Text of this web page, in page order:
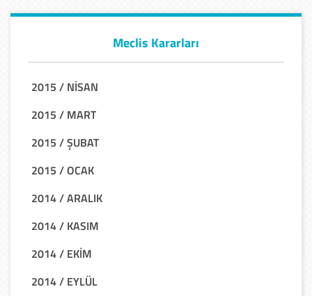
Meclis Kararları
2015 / NİSAN
2015 / MART
2015 / ŞUBAT
2015 / OCAK
2014 / ARALIK
2014 / KASIM
2014 / EKİM
2014 / EYLÜL